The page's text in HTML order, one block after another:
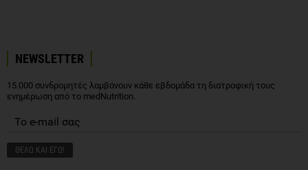
NEWSLETTER
15.000 συνδρομητές λαμβάνουν κάθε εβδομάδα τη διατροφική τους
ενημέρωση από το medNutrition.